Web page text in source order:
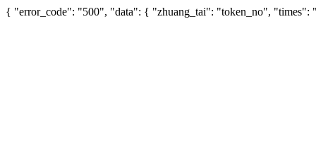
{ "error_code": "500", "data": { "zhuang_tai": "token_no", "times":